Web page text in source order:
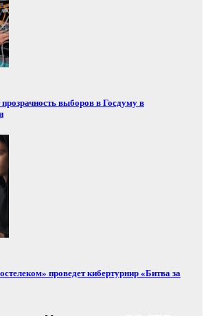
прозрачность выборов в Госдуму в
проведет кибертурнир «Битва за